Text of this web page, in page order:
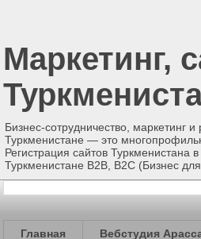
Маркетинг,
Бизнес-сотрудничество, маркетинг
Туркменистане — это
Регистрация сайтов Туркменистана
Туркменистане B2B, B2C (Бизнес
Главная Вебстудия